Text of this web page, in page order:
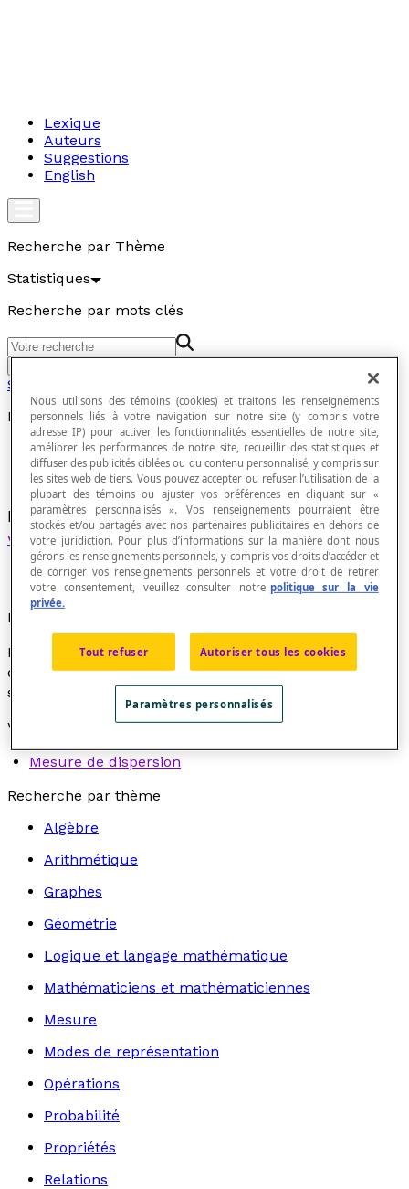
Lexique
Auteurs
Suggestions
English
Recherche par Thème
Statistiques
Recherche par mots clés
Statistiques
Dispersion
Étalement des valeurs d'unedistributiond'une
variable statistiqueautour d'une valeur centrale.
Exemple
L'
écart à la moyenne varianceet l'écart typesont
des paramètres de dispersion d'une distribution
statistique.
Voir aussi
Mesure de dispersion
Recherche par thème
Algèbre
Arithmétique
Graphes
Géométrie
Logique et langage mathématique
Mathématiciens et mathématiciennes
Mesure
Modes de représentation
Opérations
Probabilité
Propriétés
Relations
Nous utilisons des témoins (cookies) et traitons les renseignements
personnels liés à votre navigation sur notre site (y compris votre
adresse IP) pour activer les fonctionnalités essentielles de notre site,
améliorer les performances de notre site, recueillir des statistiques et
diffuser des publicités ciblées ou du contenu personnalisé, y compris sur
les sites web de tiers. Vous pouvez accepter ou refuser l’utilisation de la
plupart des témoins ou ajuster vos préférences en cliquant sur «
paramètres personnalisés ». Vos renseignements pourraient être
stockés et/ou partagés avec nos partenaires publicitaires en dehors de
votre juridiction. Pour plus d’informations sur la manière dont nous
gérons les renseignements personnels, y compris vos droits d’accéder et
de corriger vos renseignements personnels et votre droit de retirer
votre consentement, veuillez consulter notre politique sur la vie
privée.
Tout refuser Autoriser tous les cookies
Paramètres personnalisés